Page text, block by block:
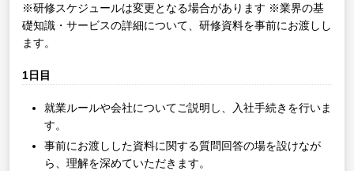
※研修スケジュールは変更となる場合があります ※業界の基
礎知識・サービスの詳細について、研修資料を事前にお渡しし
ます。
1日目
就業ルールや会社についてご説明し、入社手続きを行いま
す。
事前にお渡しした資料に関する質問回答の場を設けなが
ら、理解を深めていただきます。